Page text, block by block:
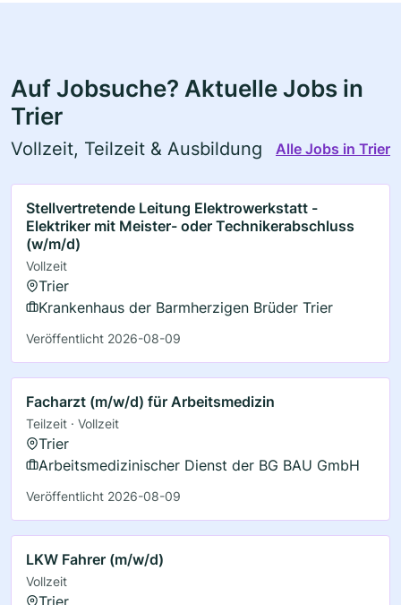
Auf Jobsuche? Aktuelle Jobs in
Trier
Vollzeit, Teilzeit & Ausbildung Alle Jobs in Trier
Stellvertretende Leitung Elektrowerkstatt -
Elektriker mit Meister- oder Technikerabschluss
(w/m/d)
Vollzeit
Trier
Krankenhaus der Barmherzigen Brüder Trier
Veröffentlicht 2026-08-09
Facharzt (m/w/d) für Arbeitsmedizin
Teilzeit · Vollzeit
Trier
Arbeitsmedizinischer Dienst der BG BAU GmbH
Veröffentlicht 2026-08-09
LKW Fahrer (m/w/d)
Vollzeit
Trier